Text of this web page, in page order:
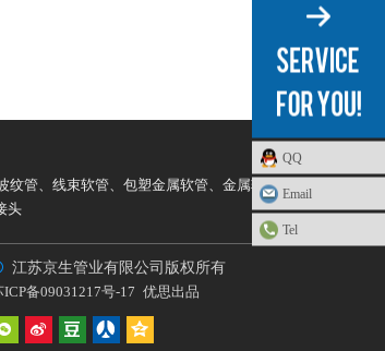
QQ
Email
Tel
纹管、 线束软管、 包塑金属软管、 金属软管 、
头
江苏京生管业有限公司版权所有
ICP备09031217号-17 优思出品